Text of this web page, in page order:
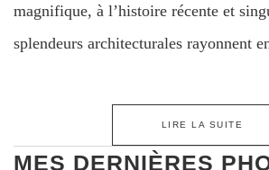
magnifique, à l’histoire récente et
splendeurs architecturales rayonnent
LIRE LA SUITE
MES DERNIÈRES